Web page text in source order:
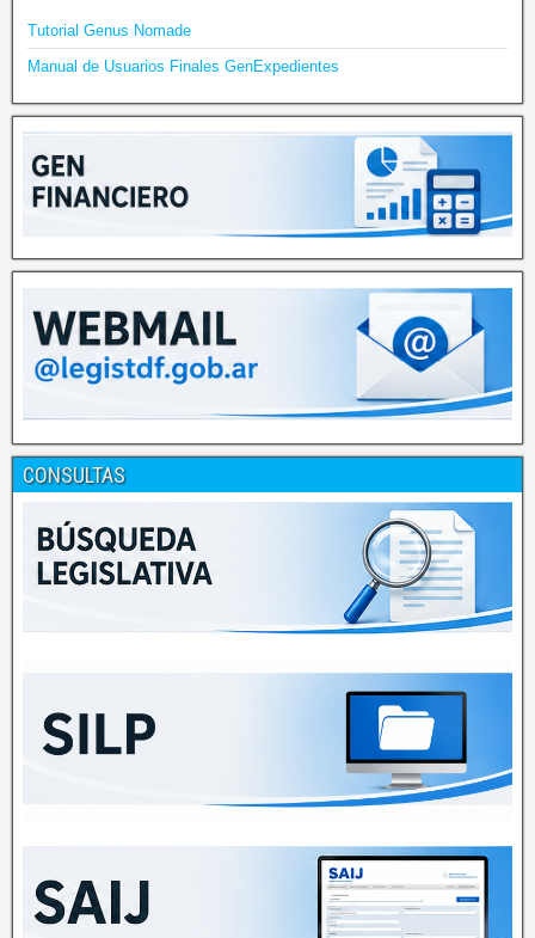
Tutorial Genus Nomade
Manual de Usuarios Finales GenExpedientes
CONSULTAS